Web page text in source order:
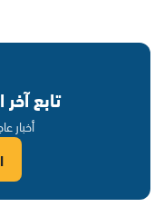
تابع
أخبار